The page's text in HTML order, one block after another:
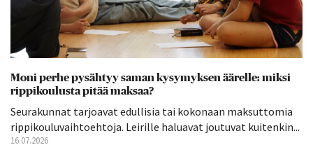
Moni perhe pysähtyy saman kysymyksen äärelle: miksi
rippikoulusta pitää maksaa?
Seurakunnat tarjoavat edullisia tai kokonaan maksuttomia
rippikouluvaihtoehtoja. Leirille haluavat joutuvat kuitenkin...
16.07.2026